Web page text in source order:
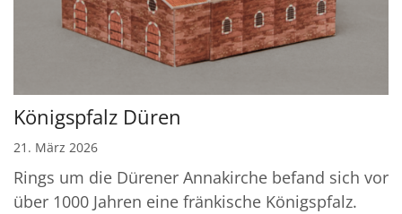
Königspfalz Düren
21. März 2026
Rings um die Dürener Annakirche befand sich vor
über 1000 Jahren eine fränkische Königspfalz.